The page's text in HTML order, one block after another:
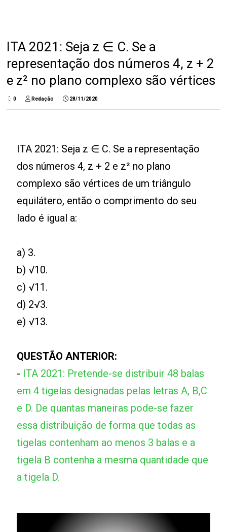
ITA 2021: Seja z ∈ C. Se a
representação dos números 4, z + 2
e z² no plano complexo são vértices
0 Redação 28/11/2020
ITA 2021: Seja z ∈ C. Se a representação
dos números 4, z + 2 e z² no plano
complexo são vértices de um triângulo
equilátero, então o comprimento do seu
lado é igual a:
a) 3.
b) √10.
c) √11.
d) 2√3.
e) √13.
QUESTÃO ANTERIOR:
- ITA 2021: Pretende-se distribuir 48 balas
em 4 tigelas designadas pelas letras A, B,C
e D. De quantas maneiras pode-se fazer
essa distribuição de forma que todas as
tigelas contenham ao menos 3 balas e a
tigela B contenha a mesma quantidade que
a tigela D.